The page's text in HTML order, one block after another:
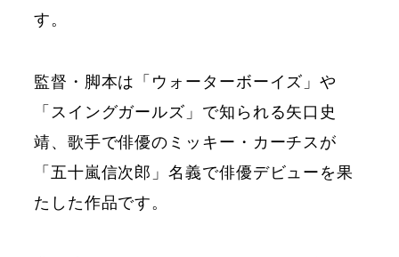
す。
監督・脚本は「ウォーターボーイズ」や
「スイングガールズ」で知られる矢口史
靖、歌手で俳優のミッキー・カーチスが
「五十嵐信次郎」名義で俳優デビューを果
たした作品です。